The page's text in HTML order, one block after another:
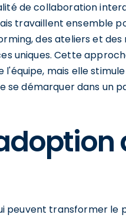
de collaboration
travaillent ensemble
des ateliers et des
uniques. Cette
mais elle
démarquer dans un
peuvent transformer le